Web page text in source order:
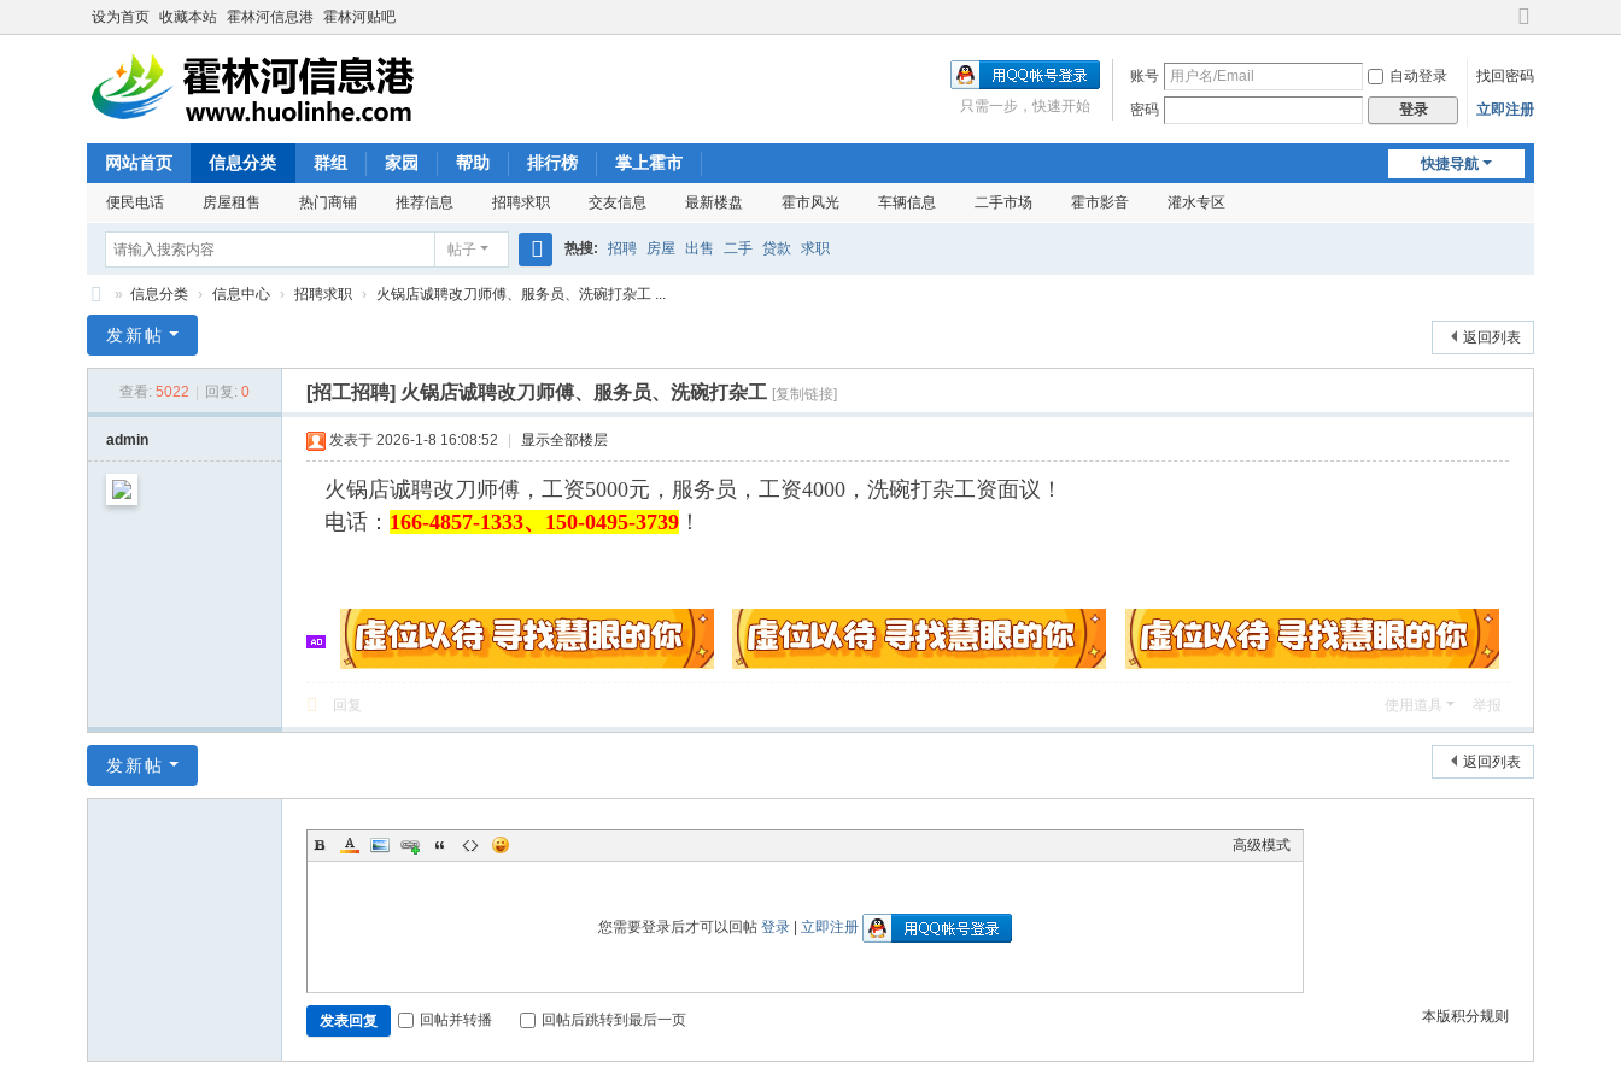
设为首页 收藏本站 霍林河信息港 霍林河贴吧
切
到
宽
账号 自动登录
找回密码
密码
登录 立即注册
只需一步，快速开始
快捷导航
网站首页 信息分类 群组 家园 帮助 排行榜 掌上霍市
便民电话 房屋租售 热门商铺 推荐信息 招聘求职 交友信息 最新楼盘 霍市风光 车辆信息 二手市场 霍市影音 灌水专区
帖子
搜
热搜: 招聘 房屋 出售 二手 贷款 求职
林
» 信息分类 › 信息中心 › 招聘求职 › 火锅店诚聘改刀师傅、服务员、洗碗打杂工 ...
返回列表
发新帖
查看: 5022 回复: 0 [招工招聘] 火锅店诚聘改刀师傅、服务员、洗碗打杂工 [复制链接]
admin 发表于 2026-1-8 16:08:52 显示全部楼层
火锅店诚聘改刀师傅，工资5000元，服务员，工资4000，洗碗打杂工资面议！
电话： 166-4857-1333、150-0495-3739 ！
回复 使用道具 举报
返回列表
发新帖
高级模式
您需要登录后才可以回帖 登录 立即注册
本版积分规则
发表回复 回帖并转播 回帖后跳转到最后一页